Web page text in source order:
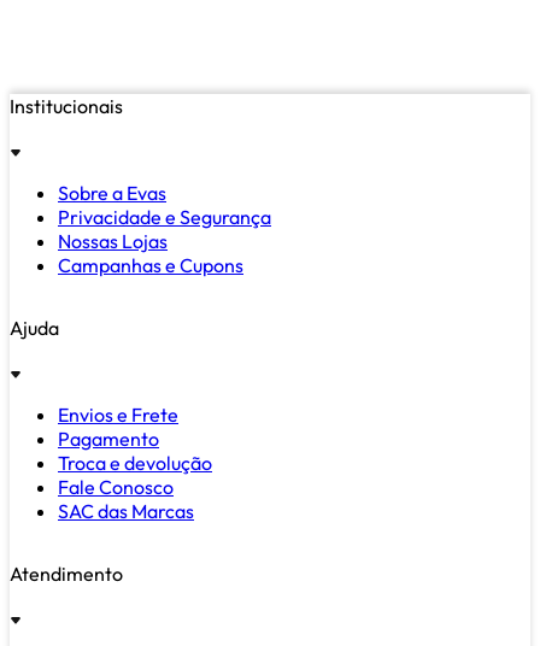
Institucionais
Sobre a Evas
Privacidade e Segurança
Nossas Lojas
Campanhas e Cupons
Ajuda
Envios e Frete
Pagamento
Troca e devolução
Fale Conosco
SAC das Marcas
Atendimento